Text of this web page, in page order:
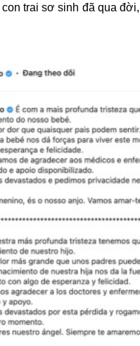
trai sơ sinh đã qua đời,